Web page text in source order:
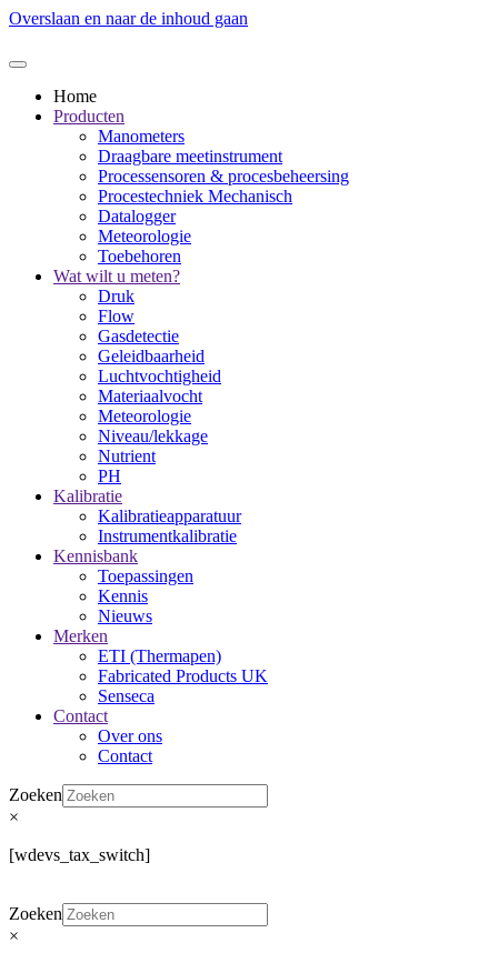
Overslaan en naar de inhoud gaan
Home
Producten
Manometers
Draagbare meetinstrument
Processensoren & procesbeheersing
Procestechniek Mechanisch
Datalogger
Meteorologie
Toebehoren
Wat wilt u meten?
Druk
Flow
Gasdetectie
Geleidbaarheid
Luchtvochtigheid
Materiaalvocht
Meteorologie
Niveau/lekkage
Nutrient
PH
Kalibratie
Kalibratieapparatuur
Instrumentkalibratie
Kennisbank
Toepassingen
Kennis
Nieuws
Merken
ETI (Thermapen)
Fabricated Products UK
Senseca
Contact
Over ons
Contact
Zoeken
×
[wdevs_tax_switch]
Zoeken
×